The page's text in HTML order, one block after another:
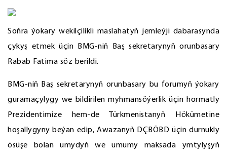
Soňra ýokary wekilçilikli maslahatyň jemleýji dabarasynda
çykyş etmek üçin BMG-niň Baş sekretarynyň orunbasary
Rabab Fatima söz berildi.
BMG-niň Baş sekretarynyň orunbasary bu forumyň ýokary
guramaçylygy we bildirilen myhmansöýerlik üçin hormatly
Prezidentimize hem-de Türkmenistanyň Hökümetine
hoşallygyny beýan edip, Awazanyň DÇBÖBD üçin durnukly
ösüşe bolan umydyň we umumy maksada ymtylyşyň